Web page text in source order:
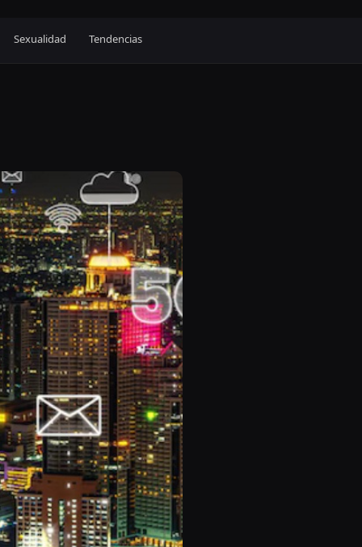
Sexualidad Tendencias